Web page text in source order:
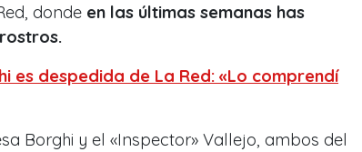
donde en las últimas semanas has
es despedida de La Red: «Lo comprendí
Borghi y el «Inspector» Vallejo, ambos del